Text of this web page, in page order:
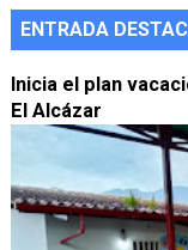
ENTRADA
Inicia el plan
El Alcázar